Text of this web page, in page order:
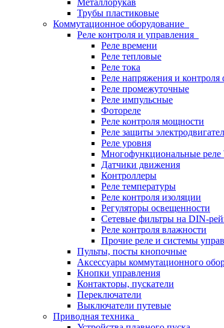
Металлорукав
Трубы пластиковые
Коммутационное оборудование
Реле контроля и управления
Реле времени
Реле тепловые
Реле тока
Реле напряжения и контроля
Реле промежуточные
Реле импульсные
Фотореле
Реле контроля мощности
Реле защиты
Реле уровня
Многофункциональные реле
Датчики движения
Контроллеры
Реле температуры
Реле контроля изоляции
Регуляторы освещенности
Сетевые фильтры на DIN-
Реле контроля влажности
Прочие реле и системы
Пульты, посты кнопочные
Аксессуары коммутационного
Кнопки управления
Контакторы, пускатели
Переключатели
Выключатели путевые
Приводная техника